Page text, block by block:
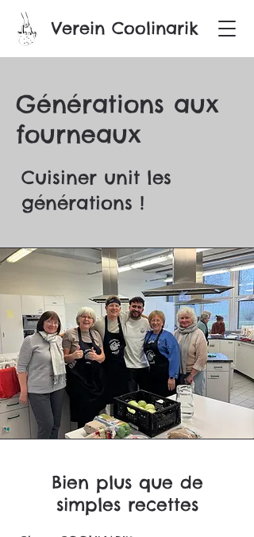
Verein Coolinarik
Générations aux
fourneaux
Cuisiner unit les
générations !
Bien plus que de
simples recettes